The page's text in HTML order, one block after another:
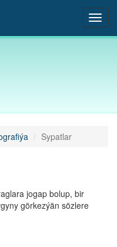
Sypatlar
jogap bolup, bir
görkezýän sözlere